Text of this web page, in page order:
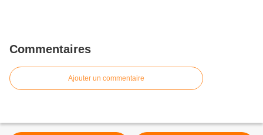
Commentaires
Ajouter un commentaire